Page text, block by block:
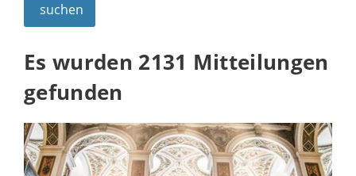
suchen
Es wurden 2131 Mitteilungen
gefunden